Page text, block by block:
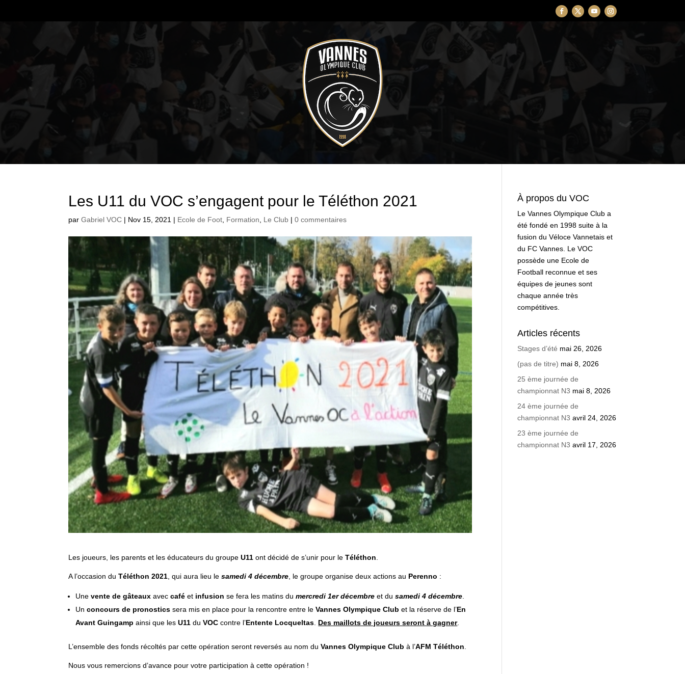
Les U11 du VOC s’engagent pour le Téléthon 2021
parGabriel VOC | Nov 15, 2021 | Ecole de Foot, Formation, Le Club |0 commentaires
Les joueurs, les parents et les éducateurs du groupeU11 ont décidé de s’unir pour leTéléthon
A l’occasion duTéléthon 2021 , qui aura lieu lesamedi 4 décembre , le groupe organise deux actions au Perenno :
Unevente de gâteaux aveccafé et infusion se fera les matins dumercredi 1er décembre et dusamedi 4 décembre
Unconcours de pronostics sera mis en place pour la rencontre entre leVannes Olympique Club et la réserve de l’En
Avant Guingamp ainsi que lesU11 duVOC contre l’Entente Locqueltas Des maillots de joueurs seront à gagner.
L’ensemble des fonds récoltés par cette opération seront reversés au nom du Vannes Olympique Club à l’AFM Téléthon
Nous vous remercions d’avance pour votre participation à cette opération !
À propos du VOC
Le Vannes Olympique Club a
été fondé en 1998 suite à la
fusion du Véloce Vannetais et
du FC Vannes. Le VOC
possède une Ecole de
Football reconnue et ses
équipes de jeunes sont
chaque année très
compétitives.
Articles récents
Stages d’été mai 26, 2026
(pas de titre) mai 8, 2026
25 ème journée de
championnat N3 mai 8, 2026
24 ème journée de
championnat N3 avril 24, 2026
23 ème journée de
championnat N3 avril 17, 2026